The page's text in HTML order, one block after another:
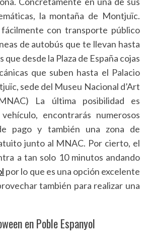
la montaña de Montjuïc.
con transporte público
de autobús que te llevan hasta
que desde la Plaza de España cojas
que suben hasta el Palacio
sede del Museu Nacional d’Art
La última posibilidad es
encontrarás numerosos
pago y también una zona de
junto al MNAC. Por cierto, el
a tan solo 10 minutos andando
por lo que es una opción excelente
también para realizar una
en Poble Espanyol